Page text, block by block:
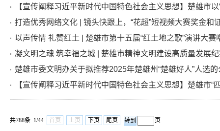
【宣传阐释习近平新时代中国特色社会主义思想】楚雄市
打造优秀网络文化 | 镜头快跟上，“花超”短视频大赛奖金和
以声传情 礼赞红土 | 楚雄市第十五届“红土地之歌”演讲大赛
凝文明之魂 筑幸福之城 | 楚雄市精神文明建设高质量发展
楚雄市委文明办关于拟推荐2025年楚雄州“楚雄好人”人选的
【宣传阐释习近平新时代中国特色社会主义思想】楚雄市“
共788条 1/44 首页 上页 下页 尾页 页